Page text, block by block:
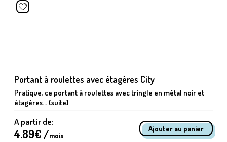
Portant à roulettes avec étagères City
Pratique, ce portant à roulettes avec tringle en métal noir et
étagères... (suite)
A partir de:
4.89€ /mois